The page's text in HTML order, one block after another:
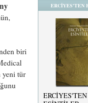
biri
yeni tür
ERCİYES'TEN
ERCİYES'TEN